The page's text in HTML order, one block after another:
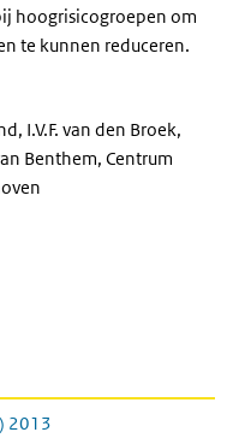
hoogrisicogroepen om
te kunnen reduceren.
I.V.F. van den Broek,
Benthem, Centrum
2013